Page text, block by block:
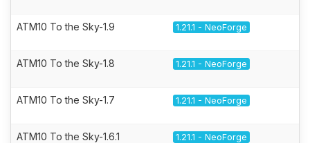
ATM10 To the Sky-1.9 1.21.1 - NeoForge
ATM10 To the Sky-1.8 1.21.1 - NeoForge
ATM10 To the Sky-1.7 1.21.1 - NeoForge
ATM10 To the Sky-1.6.1 1.21.1 - NeoForge